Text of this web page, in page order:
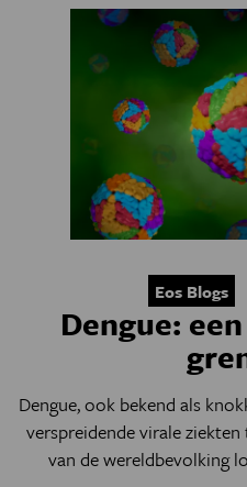
Eos Blogs
Dengue:
Dengue, ook bekend als
verspreidende virale
van de wereldbevolking